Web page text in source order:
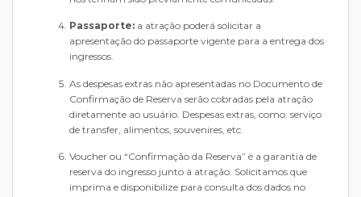
Passaporte: a atração poderá solicitar a
apresentação do passaporte vigente para a entrega dos
ingressos.
As despesas extras não apresentadas no Documento de
Confirmação de Reserva serão cobradas pela atração
diretamente ao usuário. Despesas extras, como: serviço
de transfer, alimentos, souvenires, etc.
Voucher ou “Confirmação da Reserva” é a garantia de
reserva do ingresso junto à atração. Solicitamos que
imprima e disponibilize para consulta dos dados no